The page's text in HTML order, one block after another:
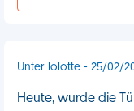
Unter lolotte - 25/02/
Heute, wurde die